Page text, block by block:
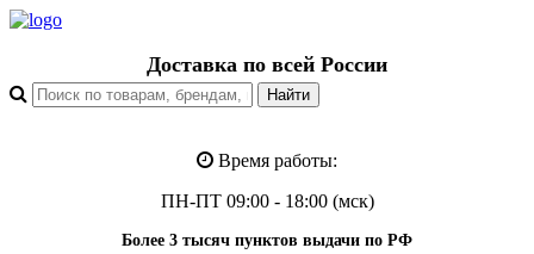
Доставка по всей России
Время работы:
ПН-ПТ 09:00 - 18:00 (мск)
Более 3 тысяч пунктов выдачи по РФ